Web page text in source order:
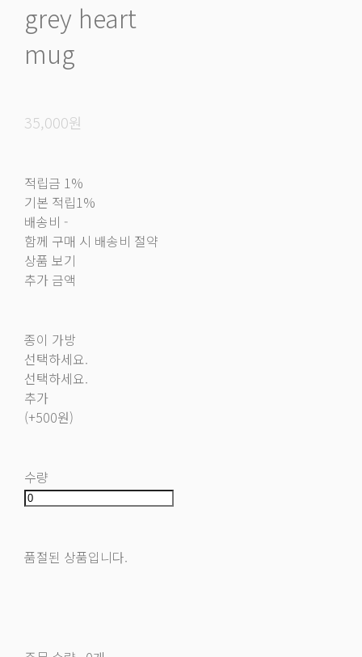
grey heart
mug
35,000원
적립금 1%
기본 적립1%
배송비 -
함께 구매 시 배송비 절약
상품 보기
추가 금액
종이 가방
선택하세요.
선택하세요.
추가
(+500원)
수량
품절된 상품입니다.